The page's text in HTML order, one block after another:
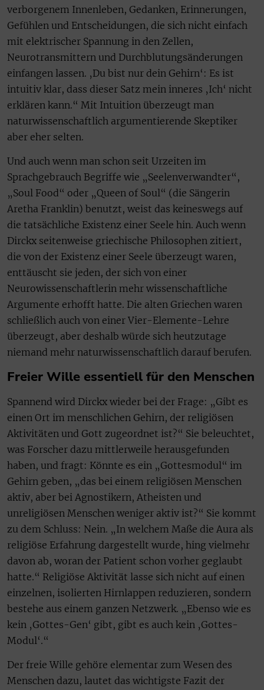
verborgenem Innenleben, Gedanken, Erinnerungen,
Gefühlen und Entscheidungen, die sich nicht einfach
mit elektrischer Spannung in den Zellen,
Neurotransmittern und Durchblutungsänderungen
einfangen lassen. ‚Du bist nur dein Gehirn‘: Es ist
intuitiv klar, dass dieser Satz mein inneres ‚Ich‘ nicht
erklären kann.“ Mit Intuition überzeugt man
naturwissenschaftlich argumentierende Skeptiker
aber eher selten.
Und auch wenn man schon seit Urzeiten im
Sprachgebrauch Begriffe wie „Seelenverwandter“,
„Soul Food“ oder „Queen of Soul“ (die Sängerin
Aretha Franklin) benutzt, weist das keineswegs auf
die tatsächliche Existenz einer Seele hin. Auch wenn
Dirckx seitenweise griechische Philosophen zitiert,
die von der Existenz einer Seele überzeugt waren,
enttäuscht sie jeden, der sich von einer
Neurowissenschaftlerin mehr wissenschaftliche
Argumente erhofft hatte. Die alten Griechen waren
schließlich auch von einer Vier-Elemente-Lehre
überzeugt, aber deshalb würde sich heutzutage
niemand mehr naturwissenschaftlich darauf berufen.
Freier Wille essentiell für den Menschen
Spannend wird Dirckx wieder bei der Frage: „Gibt es
einen Ort im menschlichen Gehirn, der religiösen
Aktivitäten und Gott zugeordnet ist?“ Sie beleuchtet,
was Forscher dazu mittlerweile herausgefunden
haben, und fragt: Könnte es ein „Gottesmodul“ im
Gehirn geben, „das bei einem religiösen Menschen
aktiv, aber bei Agnostikern, Atheisten und
unreligiösen Menschen weniger aktiv ist?“ Sie kommt
zu dem Schluss: Nein. „In welchem Maße die Aura als
religiöse Erfahrung dargestellt wurde, hing vielmehr
davon ab, woran der Patient schon vorher geglaubt
hatte.“ Religiöse Aktivität lasse sich nicht auf einen
einzelnen, isolierten Hirnlappen reduzieren, sondern
bestehe aus einem ganzen Netzwerk. „Ebenso wie es
kein ‚Gottes-Gen‘ gibt, gibt es auch kein ‚Gottes-
Modul‘.“
Der freie Wille gehöre elementar zum Wesen des
Menschen dazu, lautet das wichtigste Fazit der